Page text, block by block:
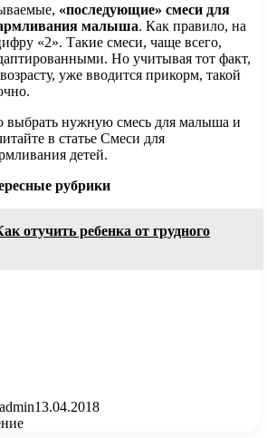
«последующие» смеси для
малыша. Как правило, на
«2». Такие смеси, чаще всего,
Но учитывая тот факт,
уже вводится прикорм, такой
выбрать нужную смесь для малыша и
в статье Смеси для
детей.
рубрики
отучить ребенка от грудного
admin13.04.2018